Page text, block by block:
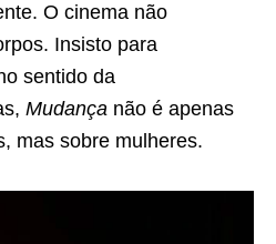
O cinema não
Insisto para
sentido da
Mudança não é apenas
mas sobre mulheres.